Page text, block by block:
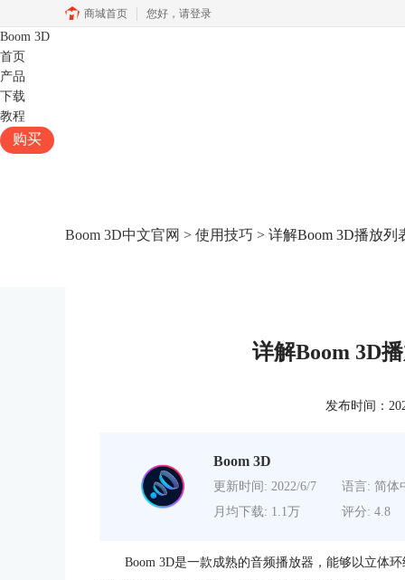
商城首页 您好， 请登录
Boom 3D
首页
产品
下载
教程
购买
Boom 3D中文官网 > 使用技巧 > 详解Boom 3D播放列
详解Boom 3D
发布时间：
Boom 3D
更新时间: 2022/6/7
语言: 简体
月均下载: 1.1万
评分: 4.8
Boom 3D是一款成熟的音频播放器，能够以立体